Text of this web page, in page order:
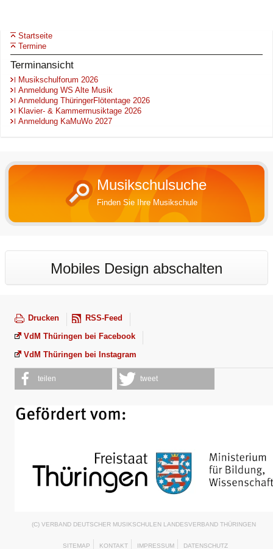
Startseite
Termine
Terminansicht
Musikschulforum 2026
Anmeldung WS Alte Musik
Anmeldung ThüringerFlötentage 2026
Klavier- & Kammermusiktage 2026
Anmeldung KaMuWo 2027
Musikschulsuche
Finden Sie Ihre Musikschule
Mobiles Design abschalten
Drucken
RSS-Feed
VdM Thüringen bei Facebook
VdM Thüringen bei Instagram
teilen tweet
(C) VERBAND DEUTSCHER MUSIKSCHULEN LANDESVERBAND THÜRINGEN
SITEMAP KONTAKT IMPRESSUM DATENSCHUTZ